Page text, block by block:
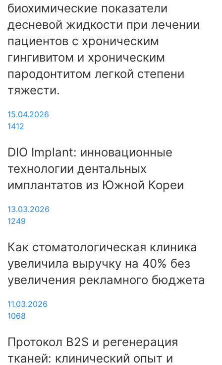
биохимические показатели
десневой жидкости при лечении
пациентов с хроническим
гингивитом и хроническим
пародонтитом легкой степени
тяжести.
15.04.2026
1412
DIO Implant: инновационные
технологии дентальных
имплантатов из Южной Кореи
13.03.2026
1249
Как стоматологическая клиника
увеличила выручку на 40% без
увеличения рекламного бюджета
11.03.2026
1068
Протокол B2S и регенерация
тканей: клинический опыт и